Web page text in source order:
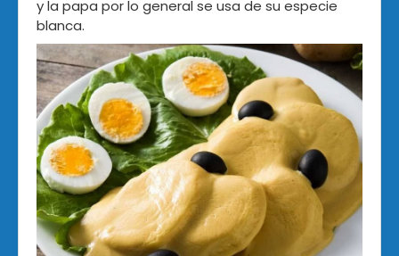
y la papa por lo general se usa de su especie
blanca.